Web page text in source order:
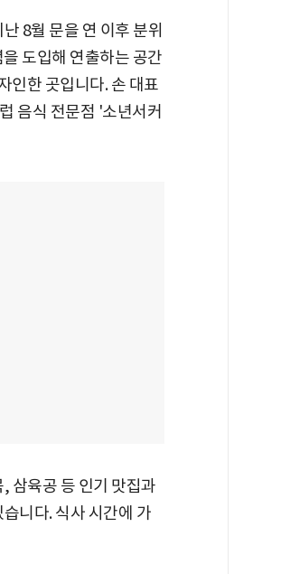
8월 문을 연 이후 분위
도입해 연출하는 공간
인한 곳입니다. 손 대표
음식 전문점 '소년서커
삼육공 등 인기 맛집과
니다. 식사 시간에 가